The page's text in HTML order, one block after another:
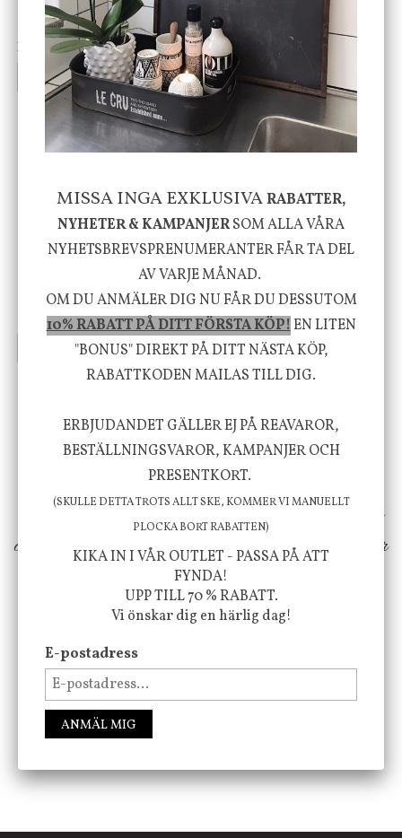
199 kr
INFO KÖP
vit, Utomhus
499 kr
INFO KÖP
House Doctor
Skål, Hands marmor
635 kr795 kr
-20%
KÖP
Nicolas Vahé
Serveringsfat, Ostron,
Stengods
415 kr
INFO KÖP
Vi vill förmedla känsla, upplevelse och
välbefinnande för dig och ditt hem! Med
inspiration från naturen och dess färgpalett
erbjuder vi omsorgsfullt utvalda produkter som
ökar trivsel i ditt hem och ger det lilla extra för
att öka ditt välmående!
FÖLJ OSS PÅ INSTAGRAM @JBHOME
MISSA INGA EXKLUSIVARABATTER,
NYHETER & KAMPANJERSOM ALLA VÅRA
NYHETSBREVSPRENUMERANTER FÅR TA DEL
AV VARJE MÅNAD.
OM DU ANMÄLER DIG NU FÅR DU DESSUTOM
10% RABATT PÅ DITT FÖRSTA KÖP!EN LITEN
"BONUS" DIREKT PÅ DITT NÄSTA KÖP,
RABATTKODEN MAILAS TILL DIG.
ERBJUDANDET GÄLLER EJ PÅ REAVAROR,
BESTÄLLNINGSVAROR, KAMPANJER OCH
PRESENTKORT.
(SKULLE DETTA TROTS ALLT SKE, KOMMER VI MANUELLT
PLOCKA BORT RABATTEN)
KIKA IN I VÅR OUTLET - PASSA PÅ ATT
FYNDA!
UPP TILL 70 % RABATT.
Vi önskar dig en härlig dag!
E-postadress
ANMÄL MIG